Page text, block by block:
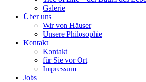
Galerie
Über uns
Wir von Häuser
Unsere Philosophie
Kontakt
Kontakt
für Sie vor Ort
Impressum
Jobs